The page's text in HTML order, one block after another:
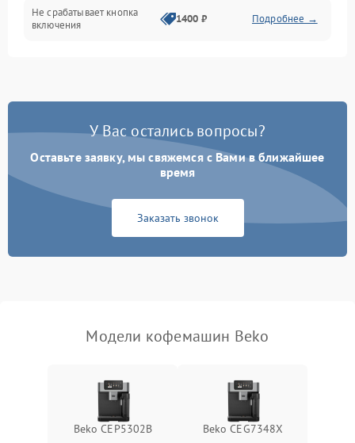
Не срабатывает кнопка
включения
1400 ₽ Подробнее →
Постоянные сбои в работе 1500 ₽ Подробнее →
У Вас остались вопросы?
Оставьте заявку, мы свяжемся с Вами в ближайшее
время
Заказать звонок
Модели кофемашин Beko
Beko CEP5302B Beko CEG7348X